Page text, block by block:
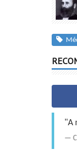
"A